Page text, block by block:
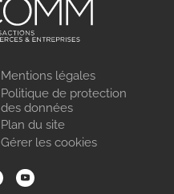
Mentions légales
Politique de protection
des données
Plan du site
Gérer les cookies